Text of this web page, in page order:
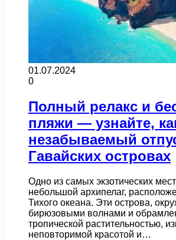
01.07.2024
0
Полный релакс и
пляжи — узнайте,
незабываемый
Гавайских островах
Одно из самых экзотических
небольшой архипелаг,
Тихого океана. Эти острова,
бирюзовыми волнами и
тропической растительностью,
неповторимой красотой и…